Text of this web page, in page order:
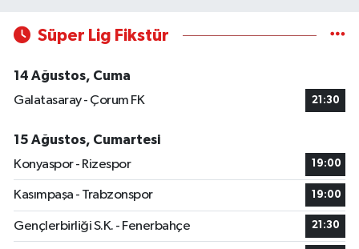
Süper Lig Fikstür
14 Ağustos, Cuma
Galatasaray - Çorum FK
21:30
15 Ağustos, Cumartesi
Konyaspor - Rizespor
19:00
Kasımpaşa - Trabzonspor 19:00
Gençlerbirliği S.K. - Fenerbahçe 21:30